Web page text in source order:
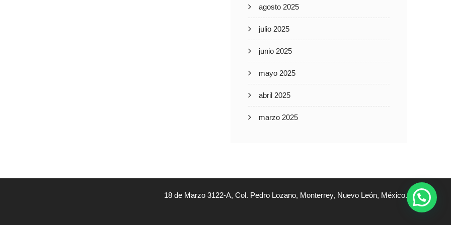
agosto 2025
julio 2025
junio 2025
mayo 2025
abril 2025
marzo 2025
18 de Marzo 3122-A, Col. Pedro Lozano, Monterrey, Nuevo León, México.